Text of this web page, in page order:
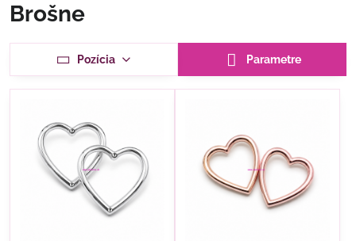
Brošne
Pozícia Parametre